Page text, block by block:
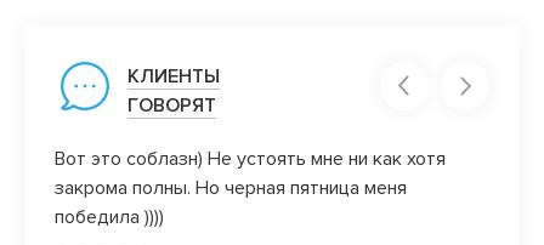
КЛИЕНТЫ
ГОВОРЯТ
Вот это соблазн) Не устоять мне ни как хотя
закрома полны. Но черная пятница меня
победила ))))